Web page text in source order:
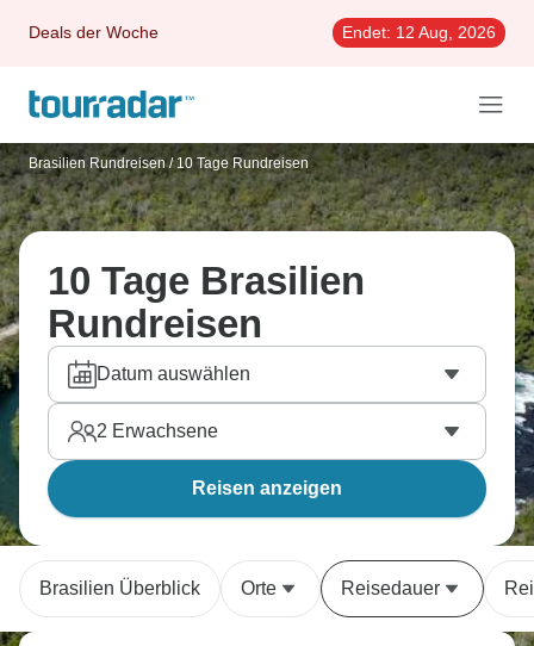
Deals der Woche Endet: 12 Aug, 2026
Brasilien Rundreisen / 10 Tage Rundreisen
10 Tage Brasilien
Rundreisen
Datum auswählen
2 Erwachsene
Reisen anzeigen
Brasilien Überblick Orte Reisedauer